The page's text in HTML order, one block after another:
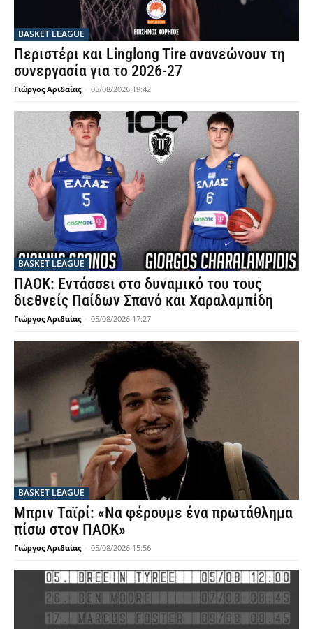
BASKET LEAGUE
Περιστέρι και Linglong Tire ανανεώνουν τη
συνεργασία για το 2026-27
Γιώργος Αριδαίας - 05/08/2026 19:42
BASKET LEAGUE
ΠΑΟΚ: Εντάσσει στο δυναμικό του τους
διεθνείς Παίδων Σπανό και Χαραλαμπίδη
Γιώργος Αριδαίας - 05/08/2026 17:27
BASKET LEAGUE
Μπριν Ταϊρί: «Να φέρουμε ένα πρωτάθλημα
πίσω στον ΠΑΟΚ»
Γιώργος Αριδαίας - 05/08/2026 15:56